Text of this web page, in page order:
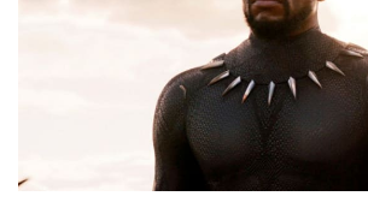
Sledujte prima+
Přihlášení